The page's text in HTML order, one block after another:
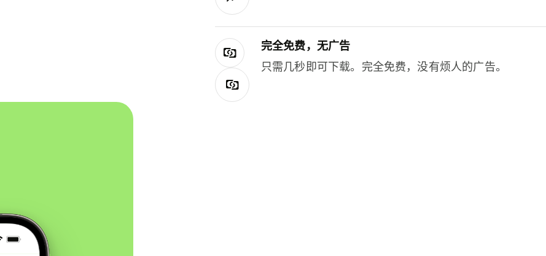
完全免费，无广告
只需几秒即可下载。完全免费，没有烦人的广告。